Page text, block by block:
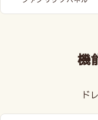
機
ド